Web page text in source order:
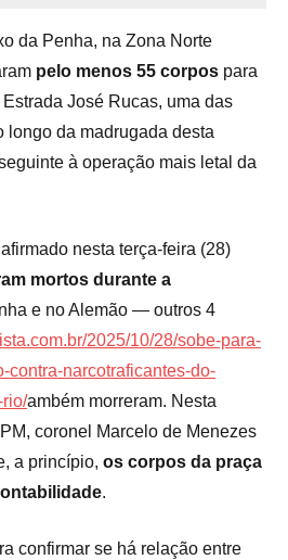
da Penha, na Zona Norte
pelo menos 55 corpos para
José Rucas, uma das
longo da madrugada desta
à operação mais letal da
nesta terça-feira (28)
mortos durante a
e no Alemão — outros 4
2025/10/28/sobe-para-
contra-narcotraficantes-do-
ambém morreram. Nesta
coronel Marcelo de Menezes
a princípio, os corpos da praça
.
confirmar se há relação entre